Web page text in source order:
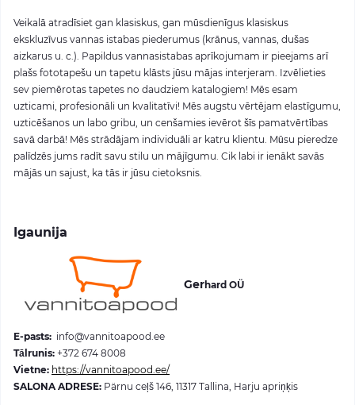
Veikalā atradīsiet gan klasiskus, gan mūsdienīgus klasiskus
ekskluzīvus vannas istabas piederumus (krānus, vannas, dušas
aizkarus u. c.). Papildus vannasistabas aprīkojumam ir pieejams arī
plašs fototapešu un tapetu klāsts jūsu mājas interjeram. Izvēlieties
sev piemērotas tapetes no daudziem katalogiem! Mēs esam
uzticami, profesionāli un kvalitatīvi! Mēs augstu vērtējam elastīgumu,
uzticēšanos un labo gribu, un cenšamies ievērot šīs pamatvērtības
savā darbā! Mēs strādājam individuāli ar katru klientu. Mūsu pieredze
palīdzēs jums radīt savu stilu un mājīgumu. Cik labi ir ienākt savās
mājās un sajust, ka tās ir jūsu cietoksnis.
Igaunija
Gerhard OÜ
E-pasts: info@vannitoapood.ee
Tālrunis: +372 674 8008
Vietne: https://vannitoapood.ee/
SALONA ADRESE: Pärnu ceļš 146, 11317 Tallina, Harju apriņķis